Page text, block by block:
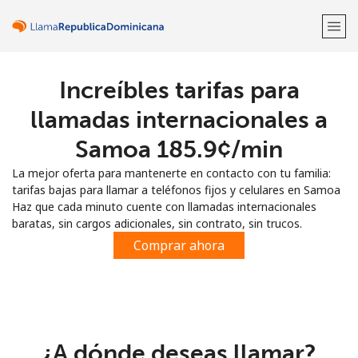
¡Bienvenido!
Regístrate con
Increíbles tarifas para
llamadas internacionales a
Samoa ⁦185.9¢⁩/min
La mejor oferta para mantenerte en contacto con tu familia:
tarifas bajas para llamar a teléfonos fijos y celulares en Samoa
Haz que cada minuto cuente con llamadas internacionales
baratas, sin cargos adicionales, sin contrato, sin trucos.
Comprar ahora